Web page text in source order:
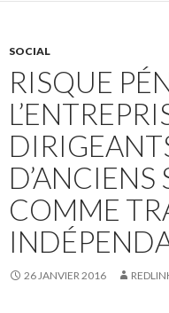
SOCIAL
RISQUE
D’ANCIENS
COMME
26 JANVIER 2016